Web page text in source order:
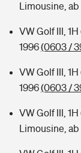
Limousine, ab
VW Golf III,
1996(0603 /
VW Golf III,
1996(0603 /
VW Golf III,
Limousine, ab